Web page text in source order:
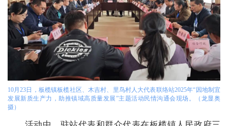
10月23日，板榄镇板榄社区、木吉村、里鸟村人大代表联络站2025年“因地制宜
发展新质生产力，助推镇域高质量发展”主题活动民情沟通会现场。（龙显奥
摄）